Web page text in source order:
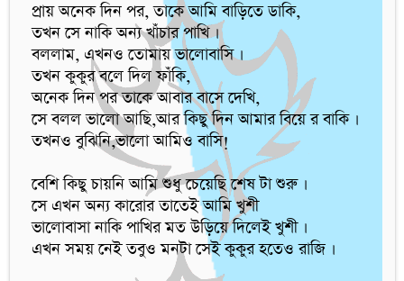
প্রায় অনেক দিন পর, তাকে আমি বাড়িতে ডাকি,
তখন সে নাকি অন্য খাঁচার পাখি ।
বললাম, এখনও তোমায় ভালোবাসি ।
তখন কুকুর বলে দিল ফাঁকি,
অনেক দিন পর তাকে আবার বাসে দেখি,
সে বলল ভালো আছি,আর কিছু দিন আমার বিয়ে র বাকি ।
তখনও বুঝিনি,ভালো আমিও বাসি!
বেশি কিছু চায়নি আমি শুধু চেয়েছি শেষ টা শুরু ।
সে এখন অন্য কারোর তাতেই আমি খুশী
ভালোবাসা নাকি পাখির মত উড়িয়ে দিলেই খুশী ।
এখন সময় নেই তবুও মনটা সেই কুকুর হতেও রাজি ।